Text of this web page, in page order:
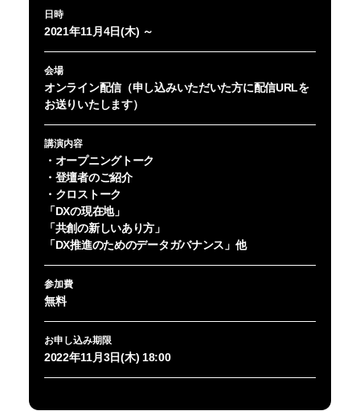
日時
2021年11月4日(木) ～
会場
オンライン配信（申し込みいただいた方に配信URLを
お送りいたします）
講演内容
・オープニングトーク
・登壇者のご紹介
・クロストーク
「DXの現在地」
「共創の新しいあり方」
「DX推進のためのデータガバナンス」他
参加費
無料
お申し込み期限
2022年11月3日(木) 18:00